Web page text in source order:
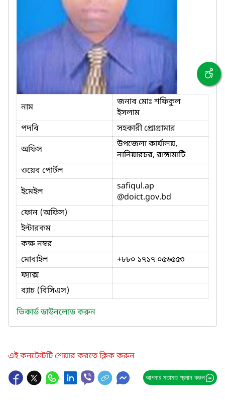
নাম
জনাব মোঃ শফিকুল
ইসলাম
পদবি
সহকারী প্রোগ্রামার
অফিস
উপজেলা কার্যালয়,
নানিয়ারচর, রাঙ্গামাটি
ওয়েব পোর্টল
ইমেইল
safiqul.ap
@doict.gov.bd
ফোন (অফিস)
ইন্টারকম
কক্ষ নম্বর
মোবাইল
+৮৮০ ১৭১৭ ০৫৬৫৫৩
ফ্যাক্স
ব্যাচ (বিসিএস)
ভিকার্ড ডাউনলোড করুন
এই কনটেন্টটি শেয়ার করতে ক্লিক করুন
আপনার মতামত প্রদান করুন